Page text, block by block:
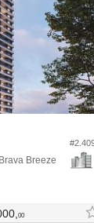
Breeze
00